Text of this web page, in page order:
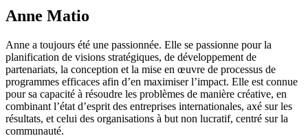
Anne Matio
Anne a toujours été une passionnée. Elle se passionne pour la
planification de visions stratégiques, de développement de
partenariats, la conception et la mise en œuvre de processus de
programmes efficaces afin d’en maximiser l’impact. Elle est connue
pour sa capacité à résoudre les problèmes de manière créative, en
combinant l’état d’esprit des entreprises internationales, axé sur les
résultats, et celui des organisations à but non lucratif, centré sur la
communauté.